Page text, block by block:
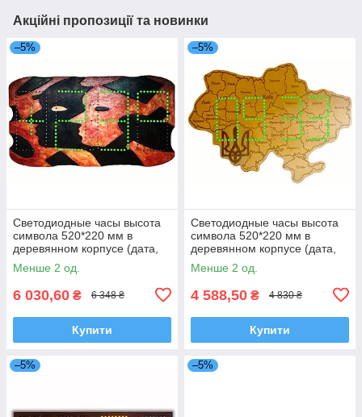
Акційні пропозиції та новинки
–5%
Светодиодные часы высота
символа 520*220 мм в
деревянном корпусе (дата,
время, температура)
Менше 2 од.
6 030,60 ₴ 6 348 ₴
Купити
–5%
Светодиодные часы высота
символа 520*220 мм в
деревянном корпусе (дата,
время, температура)
Менше 2 од.
4 588,50 ₴ 4 830 ₴
Купити
–5% –5%